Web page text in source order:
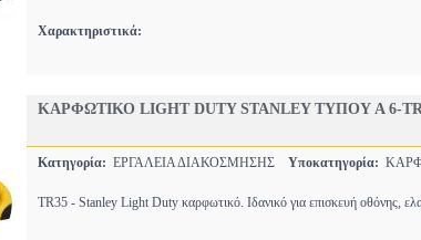
Χαρακτηριστικά:
ΚΑΡΦΩΤΙΚΟ LIGHT DUTY STANLEY ΤΥΠΟΥ Α 6-
Κατηγορία: ΕΡΓΑΛΕΙΑ ΔΙΑΚΟΣΜΗΣΗΣ Υποκατηγορία:
TR35 - Stanley Light Duty καρφωτικό. Ιδανικό για επισκευή οθόνης,